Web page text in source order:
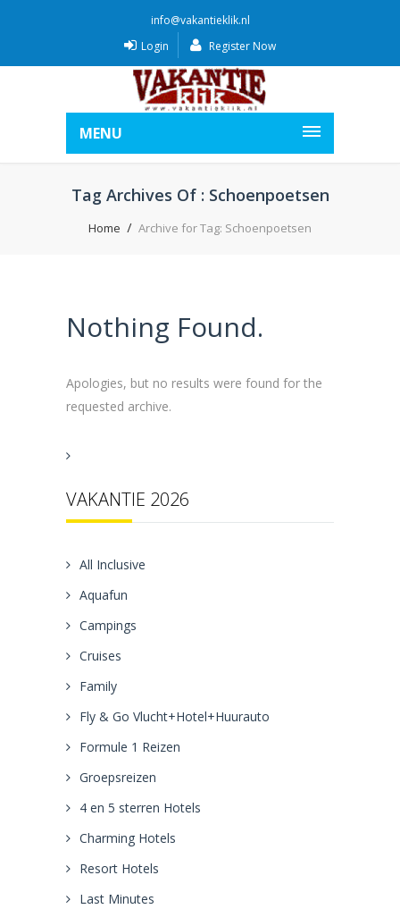
info@vakantieklik.nl
Login
Register Now
MENU
Tag Archives Of : Schoenpoetsen
Home Archive for Tag: Schoenpoetsen
Nothing Found.
Apologies, but no results were found for the
requested archive.
VAKANTIE 2026
All Inclusive
Aquafun
Campings
Cruises
Family
Fly & Go Vlucht+Hotel+Huurauto
Formule 1 Reizen
Groepsreizen
4 en 5 sterren Hotels
Charming Hotels
Resort Hotels
Last Minutes